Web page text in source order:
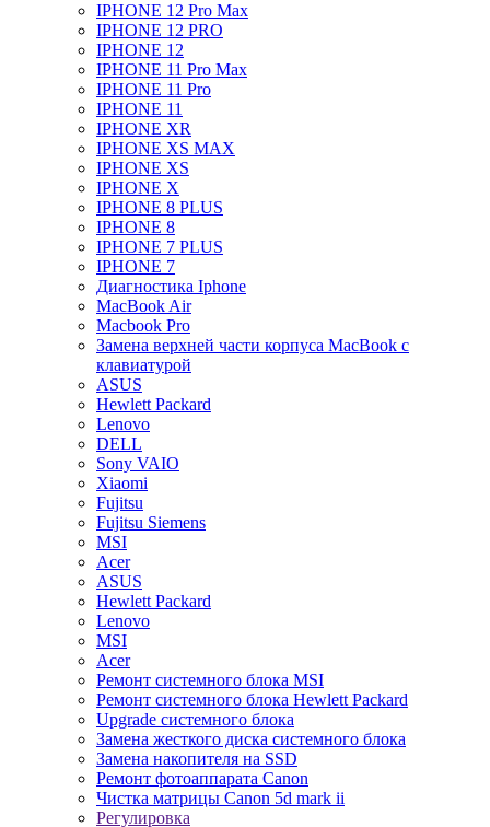
IPHONE 12 Pro Max
IPHONE 12 PRO
IPHONE 12
IPHONE 11 Pro Max
IPHONE 11 Pro
IPHONE 11
IPHONE XR
IPHONE XS MAX
IPHONE XS
IPHONE X
IPHONE 8 PLUS
IPHONE 8
IPHONE 7 PLUS
IPHONE 7
Диагностика Iphone
MacBook Air
Macbook Pro
Замена верхней части корпуса MacBook с
клавиатурой
ASUS
Hewlett Packard
Lenovo
DELL
Sony VAIO
Xiaomi
Fujitsu
Fujitsu Siemens
MSI
Acer
ASUS
Hewlett Packard
Lenovo
MSI
Acer
Ремонт системного блока MSI
Ремонт системного блока Hewlett Packard
Upgrade системного блока
Замена жесткого диска системного блока
Замена накопителя на SSD
Ремонт фотоаппарата Canon
Чистка матрицы Canon 5d mark ii
Регулировка